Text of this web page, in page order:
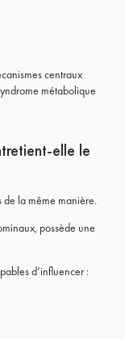
centraux
métabolique
elle le
de la même manière.
possède une
d’influencer :